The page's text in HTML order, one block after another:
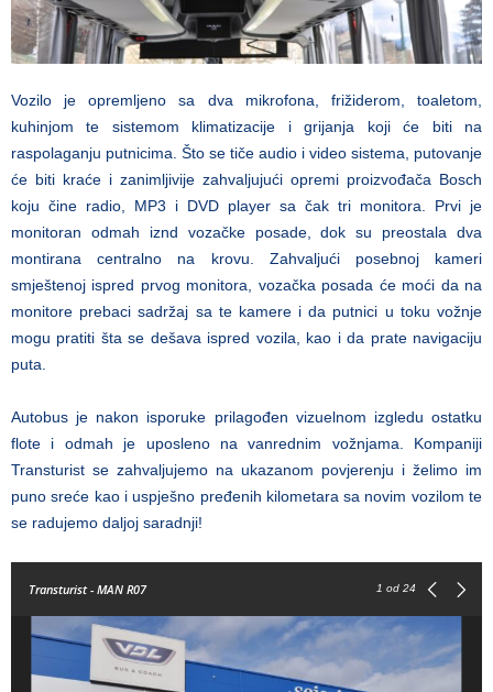
Vozilo je opremljeno sa dva mikrofona, frižiderom, toaletom,
kuhinjom te sistemom klimatizacije i grijanja koji će biti na
raspolaganju putnicima. Što se tiče audio i video sistema, putovanje
će biti kraće i zanimljivije zahvaljujući opremi proizvođača Bosch
koju čine radio, MP3 i DVD player sa čak tri monitora. Prvi je
monitoran odmah iznd vozačke posade, dok su preostala dva
montirana centralno na krovu. Zahvaljući posebnoj kameri
smještenoj ispred prvog monitora, vozačka posada će moći da na
monitore prebaci sadržaj sa te kamere i da putnici u toku vožnje
mogu pratiti šta se dešava ispred vozila, kao i da prate navigaciju
puta.
Autobus je nakon isporuke prilagođen vizuelnom izgledu ostatku
flote i odmah je uposleno na vanrednim vožnjama. Kompaniji
Transturist se zahvaljujemo na ukazanom povjerenju i želimo im
puno sreće kao i uspješno pređenih kilometara sa novim vozilom te
se radujemo daljoj saradnji!
Transturist - MAN R07 1 od 24